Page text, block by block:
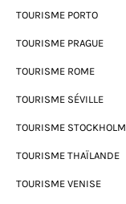
TOURISME PORTO
TOURISME PRAGUE
TOURISME ROME
TOURISME SÉVILLE
TOURISME STOCKHOLM
TOURISME THAÏLANDE
TOURISME VENISE